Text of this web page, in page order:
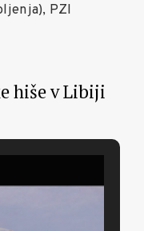
PZI
hiše v Libiji